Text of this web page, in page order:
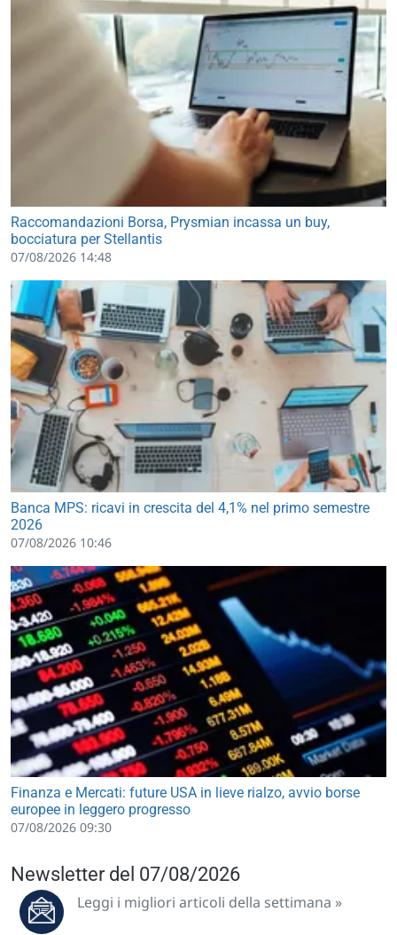
Raccomandazioni Borsa, Prysmian incassa un buy,
bocciatura per Stellantis
07/08/2026 14:48
Banca MPS: ricavi in crescita del 4,1% nel primo semestre
2026
07/08/2026 10:46
Finanza e Mercati: future USA in lieve rialzo, avvio borse
europee in leggero progresso
07/08/2026 09:30
Newsletter del 07/08/2026
Leggi i migliori articoli della settimana »